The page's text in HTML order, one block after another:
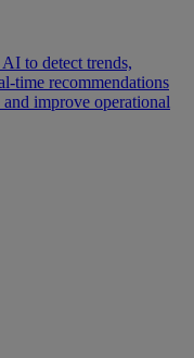
to detect trends,
time recommendations
improve operational